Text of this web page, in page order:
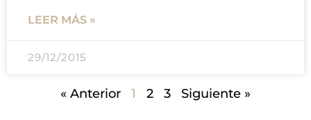
LEER MÁS »
29/12/2015
« Anterior 1 2 3 Siguiente »